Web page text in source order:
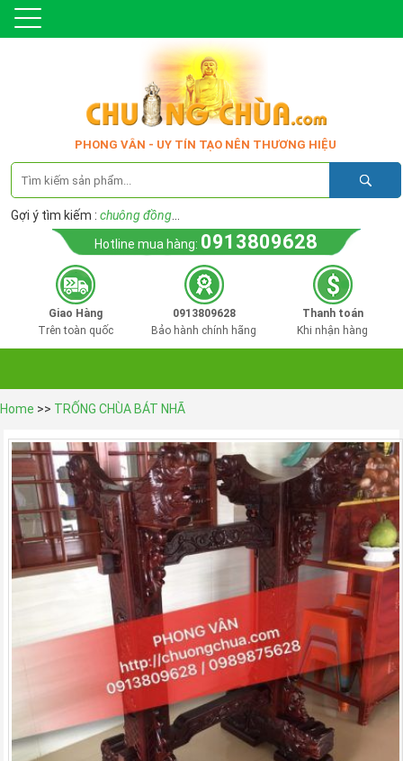
PHONG VÂN - UY TÍN TẠO NÊN THƯƠNG HIỆU
Gợi ý tìm kiếm : chuông đồng
Hotline mua hàng: 0913809628
Giao Hàng
Trên toàn quốc
0913809628
Bảo hành chính hãng
Thanh toán
Khi nhận hàng
Home >> TRỐNG CHÙA BÁT NHÃ